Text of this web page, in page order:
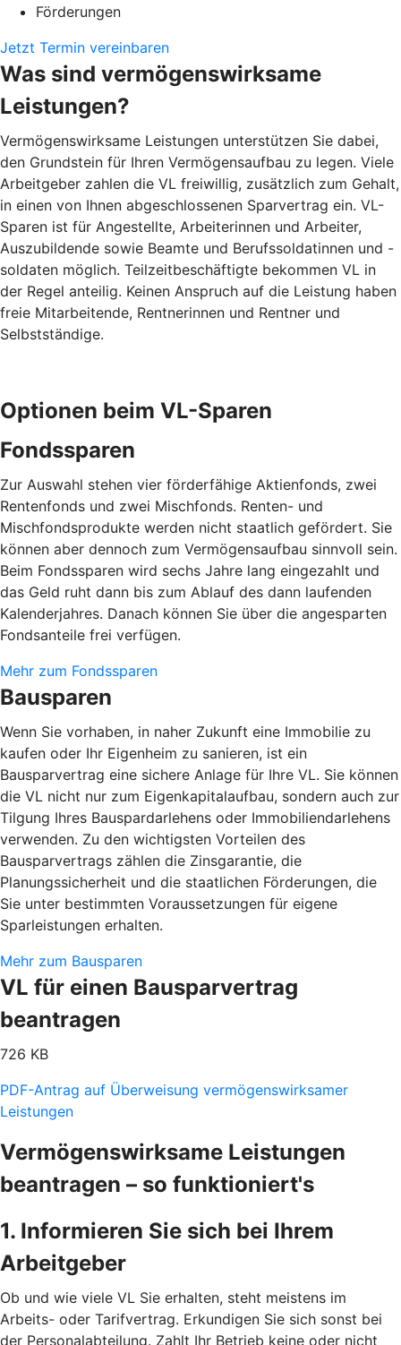
Förderungen
Jetzt Termin vereinbaren
Was sind vermögenswirksame
Leistungen?
Vermögenswirksame Leistungen unterstützen Sie dabei,
den Grundstein für Ihren Vermögensaufbau zu legen. Viele
Arbeitgeber zahlen die VL freiwillig, zusätzlich zum Gehalt,
in einen von Ihnen abgeschlossenen Sparvertrag ein. VL-
Sparen ist für Angestellte, Arbeiterinnen und Arbeiter,
Auszubildende sowie Beamte und Berufssoldatinnen und -
soldaten möglich. Teilzeitbeschäftigte bekommen VL in
der Regel anteilig. Keinen Anspruch auf die Leistung haben
freie Mitarbeitende, Rentnerinnen und Rentner und
Selbstständige.
Optionen beim VL-Sparen
Fondssparen
Zur Auswahl stehen vier förderfähige Aktienfonds, zwei
Rentenfonds und zwei Mischfonds. Renten- und
Mischfondsprodukte werden nicht staatlich gefördert. Sie
können aber dennoch zum Vermögensaufbau sinnvoll sein.
Beim Fondssparen wird sechs Jahre lang eingezahlt und
das Geld ruht dann bis zum Ablauf des dann laufenden
Kalenderjahres. Danach können Sie über die angesparten
Fondsanteile frei verfügen.
Mehr zum Fondssparen
Bausparen
Wenn Sie vorhaben, in naher Zukunft eine Immobilie zu
kaufen oder Ihr Eigenheim zu sanieren, ist ein
Bausparvertrag eine sichere Anlage für Ihre VL. Sie können
die VL nicht nur zum Eigenkapitalaufbau, sondern auch zur
Tilgung Ihres Bauspardarlehens oder Immobiliendarlehens
verwenden. Zu den wichtigsten Vorteilen des
Bausparvertrags zählen die Zinsgarantie, die
Planungssicherheit und die staatlichen Förderungen, die
Sie unter bestimmten Voraussetzungen für eigene
Sparleistungen erhalten.
Mehr zum Bausparen
VL für einen Bausparvertrag
beantragen
726 KB
PDF-Antrag auf Überweisung vermögenswirksamer
Leistungen
Vermögenswirksame Leistungen
beantragen – so funktioniert's
1. Informieren Sie sich bei Ihrem
Arbeitgeber
Ob und wie viele VL Sie erhalten, steht meistens im
Arbeits- oder Tarifvertrag. Erkundigen Sie sich sonst bei
der Personalabteilung. Zahlt Ihr Betrieb keine oder nicht